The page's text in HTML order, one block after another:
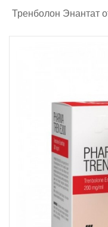
Тренболон Энантат